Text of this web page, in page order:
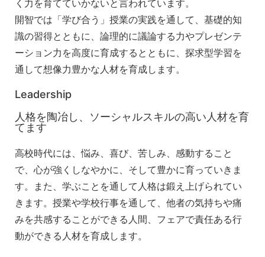
く力を育てていかないと言われています。
開智では「学び合う」授業の実践を通して、基礎的知
識の習得とともに、論理的に議論する力やプレゼンテ
ーション力を高度に育成するとともに、探求型学習を
通して想像力豊かな人材を育成します。
Leadership
人格を陶冶し、ソーシャルスキルの高い人材を育
てます
高校時代には、悩み、喜び、苦しみ、感動すること
で、心が強くしなやかに、そして豊かに育っていきま
す。また、学ぶことを通して人格は鍛え上げられてい
きます。授業や学校行事を通して、他者の気持ちや痛
みを共感することができる人間、フェアで責任ある行
動ができる人材を育成します。